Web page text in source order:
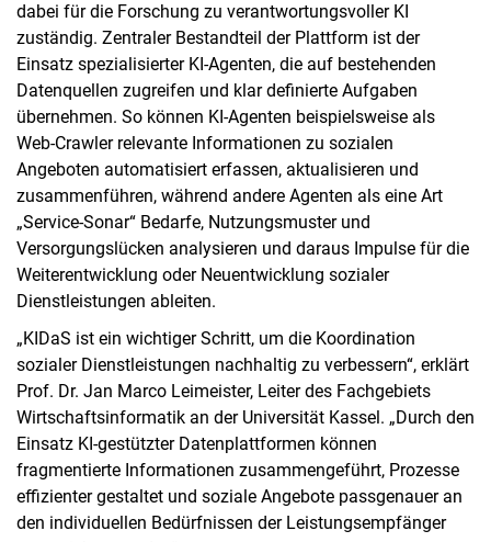
dabei für die Forschung zu verantwortungsvoller KI
zuständig. Zentraler Bestandteil der Plattform ist der
Einsatz spezialisierter KI-Agenten, die auf bestehenden
Datenquellen zugreifen und klar definierte Aufgaben
übernehmen. So können KI-Agenten beispielsweise als
Web-Crawler relevante Informationen zu sozialen
Angeboten automatisiert erfassen, aktualisieren und
zusammenführen, während andere Agenten als eine Art
„Service-Sonar“ Bedarfe, Nutzungsmuster und
Versorgungslücken analysieren und daraus Impulse für die
Weiterentwicklung oder Neuentwicklung sozialer
Dienstleistungen ableiten.
„KIDaS ist ein wichtiger Schritt, um die Koordination
sozialer Dienstleistungen nachhaltig zu verbessern“, erklärt
Prof. Dr. Jan Marco Leimeister, Leiter des Fachgebiets
Wirtschaftsinformatik an der Universität Kassel. „Durch den
Einsatz KI-gestützter Datenplattformen können
fragmentierte Informationen zusammengeführt, Prozesse
effizienter gestaltet und soziale Angebote passgenauer an
den individuellen Bedürfnissen der Leistungsempfänger